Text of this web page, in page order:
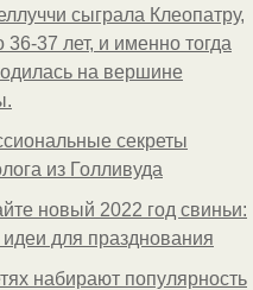
сыграла Клеопатру,
37 лет, и именно тогда
на вершине
секреты
из Голливуда
новый 2022 год свиньи:
для празднования
набирают популярность